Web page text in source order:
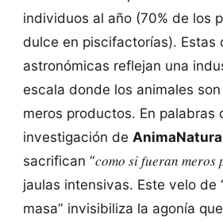
individuos al año (70% de los
dulce en piscifactorías). Estas
astronómicas reflejan una
escala donde los animales
meros productos. En palabras
investigación de
sacrifican “como si fueran meros
jaulas intensivas. Este velo de
masa” invisibiliza la agonía